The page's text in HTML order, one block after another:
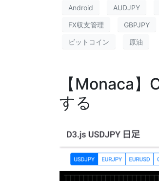
Android AUDJPY
FX収支管理 GBPJPY
ビットコイン 原油
【Monaca
する